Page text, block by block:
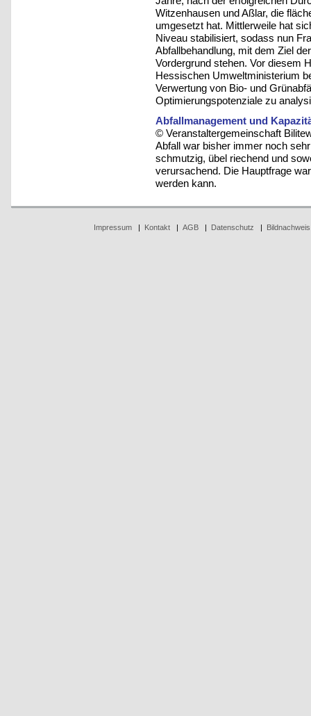
Witzenhausen und Aßlar, die
umgesetzt hat. Mittlerweile hat
Niveau stabilisiert, sodass nun
Abfallbehandlung, mit dem Ziel
Vordergrund stehen. Vor diesem
Hessischen Umweltministerium
Verwertung von Bio- und
Optimierungspotenziale zu
Abfallmanagement und
© Veranstaltergemeinschaft
Abfall war bisher immer noch
schmutzig, übel riechend und
verursachend. Die Hauptfrage
werden kann.
Impressum| Kontakt| AGB| Datenschutz Bildnachweis